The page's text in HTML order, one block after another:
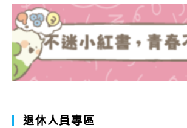
退休人員專區